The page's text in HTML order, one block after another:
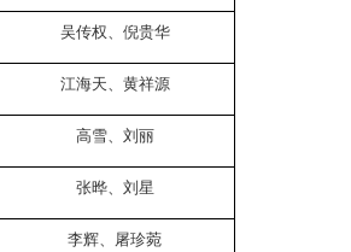
吴传权、倪贵华
江海天、黄祥源
高雪、刘丽
张晔、刘星
李辉、屠珍菀